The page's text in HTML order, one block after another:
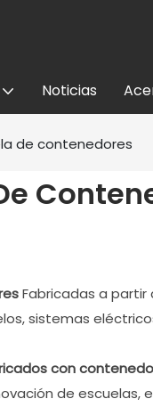
Noticias
de contenedores
Fabricadas a
sistemas
con
de